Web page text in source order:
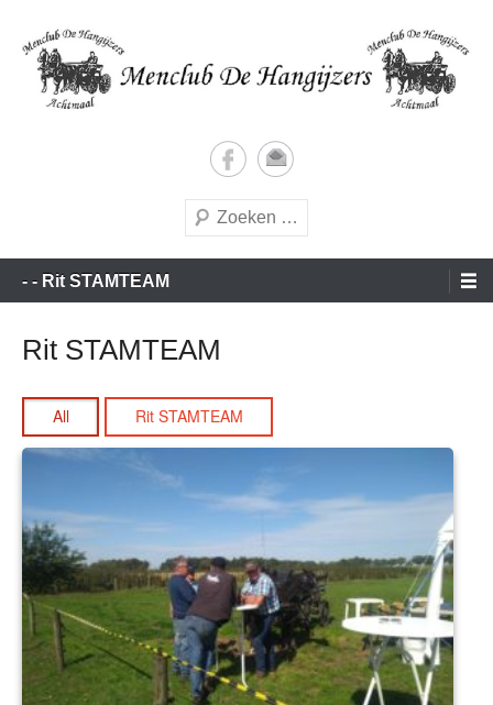
naar
inhoud
Menclub de Hangijzers
Zoeken
Hoofdmenu
- - Rit STAMTEAM
Rit STAMTEAM
All Rit STAMTEAM